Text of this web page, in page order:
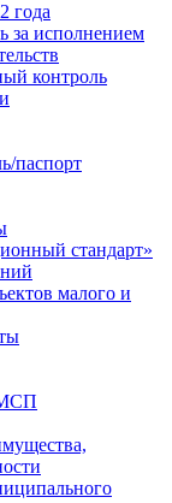
года
за исполнением
контроль
паспорт
стандарт»
малого и